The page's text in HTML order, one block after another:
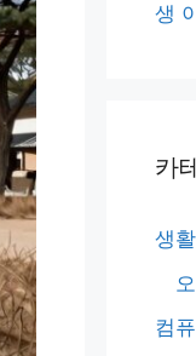
생
카
생
컴